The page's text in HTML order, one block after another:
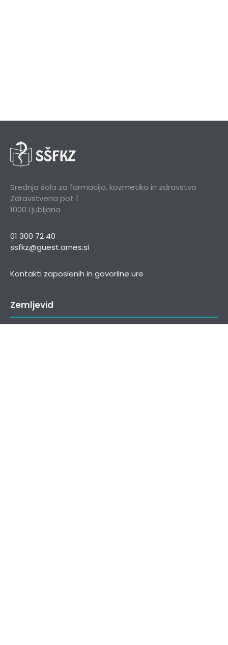
Srednja šola za farmacijo, kozmetiko in zdravstvo
Zdravstvena pot 1
1000 Ljubljana
01 300 72 40
ssfkz@guest.arnes.si
Kontakti zaposlenih in govorilne ure
Zemljevid